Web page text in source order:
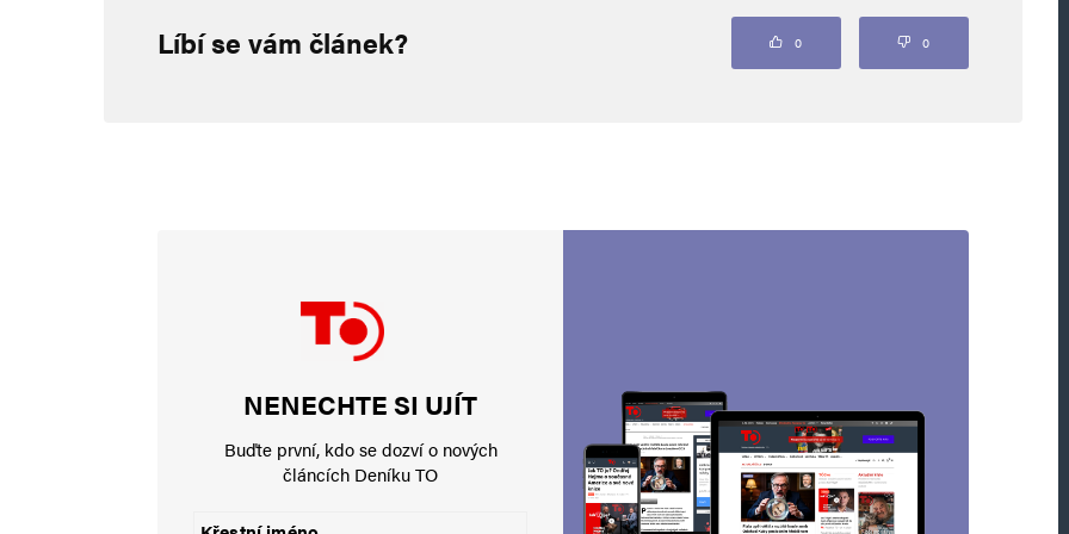
Geniální nápad, jak zvýšit porodnost. Za nezletilé děti by hlasovali rodiče
Zda se, že Belgie je pěkně v bruseli 🙂 PS: Ruku na srdce. Co jsme v 16-17 letech
věděli o světě…?
jiří Odpovědět
Líbí se vám článek? 0 0
NENECHTE SI UJÍT
Buďte první, kdo se dozví o nových
článcích Deníku TO